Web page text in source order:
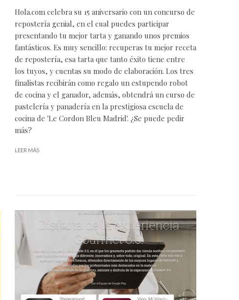
Hola.com celebra su 15 aniversario con un concurso de
repostería genial, en el cual puedes participar
presentando tu mejor tarta y ganando unos premios
fantásticos. Es muy sencillo: recuperas tu mejor receta
de repostería, esa tarta que tanto éxito tiene entre
los tuyos, y cuentas su modo de elaboración. Los tres
finalistas recibirán como regalo un estupendo robot
de cocina y el ganador, además, obtendrá un curso de
pastelería y panadería en la prestigiosa escuela de
cocina de 'Le Cordon Bleu Madrid'. ¿Se puede pedir
más?
LEER MÁS